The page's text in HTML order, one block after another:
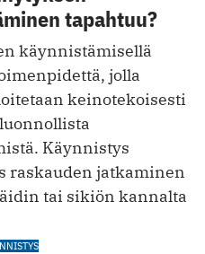
tapahtuu?
käynnistämisellä
jolla
keinotekoisesti
Käynnistys
raskauden jatkaminen
tai sikiön kannalta